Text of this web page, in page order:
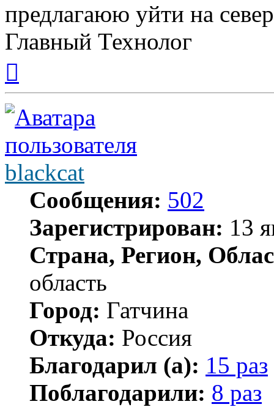
предлагаюю уйти на
Главный Технолог
началу
blackcat
Сообщения: 502
Зарегистрирован: 13
Страна, Регион,
область
Город: Гатчина
Откуда: Россия
Благодарил (а): 15 раз
Поблагодарили: 8 раз